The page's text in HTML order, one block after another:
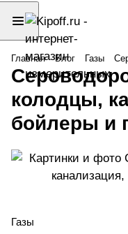
Главная Блог Газы
колодцы,
бойлеры и
Газы